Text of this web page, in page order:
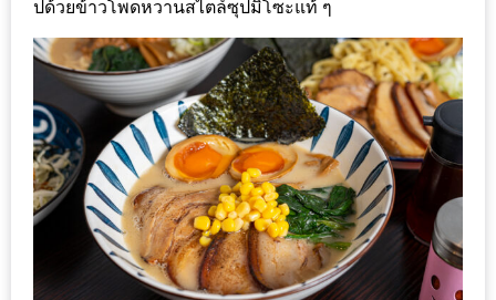
เชียงใหม่
งบ
ไม่
บาน
ปลาย
อิ่ม
ชิ
ลล์
ไม่
ปด้วยข้าวโพดหวานสไตล์ซุปมิโซะแท้ ๆ